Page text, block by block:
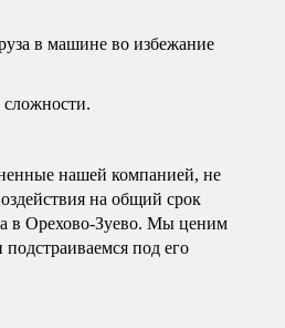
в машине во избежание
сложности.
нашей компанией, не
на общий срок
в Орехово-Зуево. Мы ценим
под его